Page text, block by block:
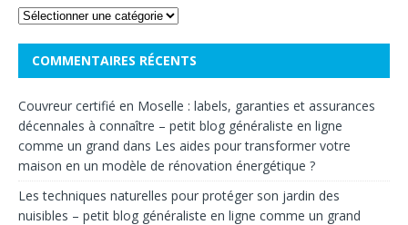
COMMENTAIRES RÉCENTS
Couvreur certifié en Moselle : labels, garanties et assurances
décennales à connaître – petit blog généraliste en ligne
comme un grand dans Les aides pour transformer votre
maison en un modèle de rénovation énergétique ?
Les techniques naturelles pour protéger son jardin des
nuisibles – petit blog généraliste en ligne comme un grand